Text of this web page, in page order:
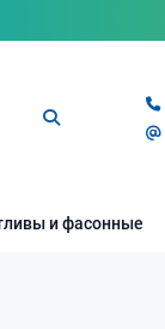
и фасонные